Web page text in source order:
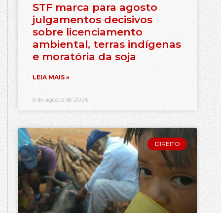
STF marca para agosto
julgamentos decisivos
sobre licenciamento
ambiental, terras indígenas
e moratória da soja
LEIA MAIS »
5 de agosto de 2026
DIREITO